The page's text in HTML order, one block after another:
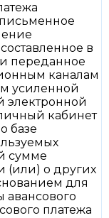
в
переданное
каналам
усиленной
электронной
кабинет
базе
сумме
(или) о других
для
авансового
платежа